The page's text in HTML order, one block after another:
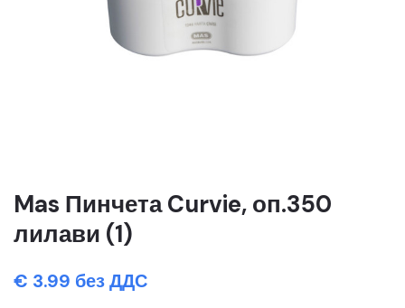
Mas Пинчета Curvie, оп.350
лилави (1)
€ 3.99 без ДДС